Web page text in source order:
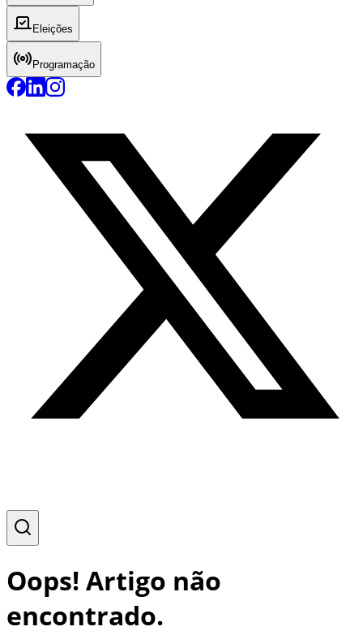
Eleições
Programação
Oops! Artigo não
encontrado.